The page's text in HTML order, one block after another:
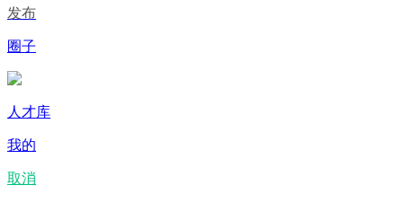
发布
圈子
人才库
我的
取消